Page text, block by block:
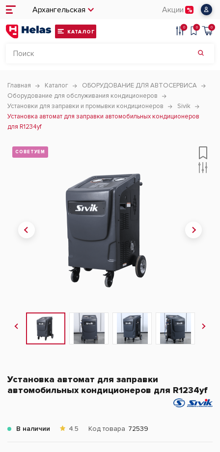
Архангельская Акции
КАТАЛОГ
0 0 0
Главная Каталог
ОБОРУДОВАНИЕ ДЛЯ АВТОСЕРВИСА
Оборудование для обслуживания кондиционеров
Установки для заправки и промывки кондиционеров
Sivik
Установка автомат для заправки автомобильных кондиционеров
для R1234yf
СОВЕТУЕМ
Установка автомат для заправки
автомобильных кондиционеров для R1234yf
В наличии 4.5 Код товара 72539